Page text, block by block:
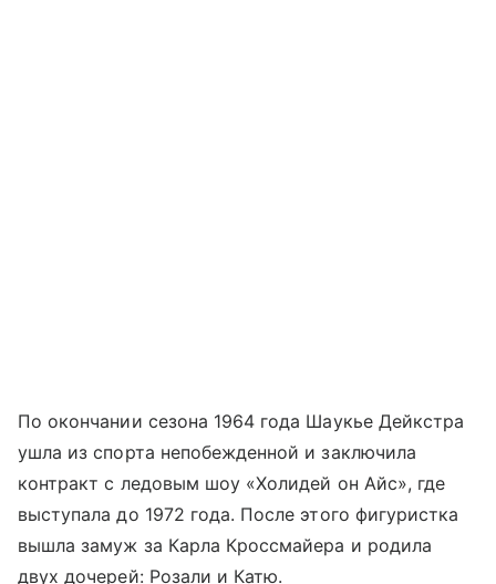
По окончании сезона 1964 года Шаукье Дейкстра
ушла из спорта непобежденной и заключила
контракт с ледовым шоу «Холидей он Айс», где
выступала до 1972 года. После этого фигуристка
вышла замуж за Карла Кроссмайера и родила
двух дочерей: Розали и Катю.